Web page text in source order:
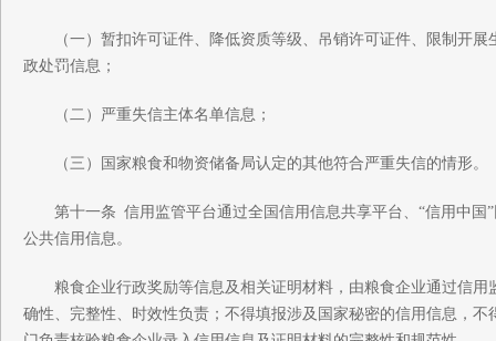
（一）暂扣许可证件、降低资质等级、吊销许可证件、限制开展
政处罚信息；
（二）严重失信主体名单信息；
（三）国家粮食和物资储备局认定的其他符合严重失信的情形。
第十一条 信用监管平台通过全国信用信息共享平台、“信用中国”
公共信用信息。
粮食企业行政奖励等信息及相关证明材料，由粮食企业通过信用
确性、完整性、时效性负责；不得填报涉及国家秘密的信用信息，